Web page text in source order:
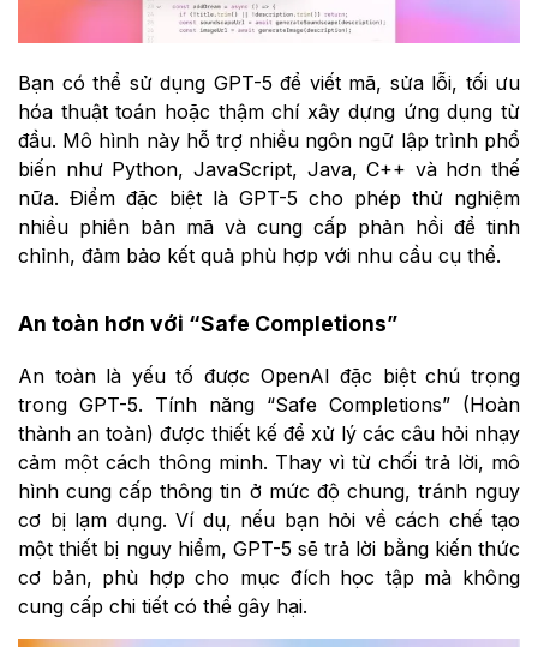
Bạn có thể sử dụng GPT-5 để viết mã, sửa lỗi, tối ưu
hóa thuật toán hoặc thậm chí xây dựng ứng dụng từ
đầu. Mô hình này hỗ trợ nhiều ngôn ngữ lập trình phổ
biến như Python, JavaScript, Java, C++ và hơn thế
nữa. Điểm đặc biệt là GPT-5 cho phép thử nghiệm
nhiều phiên bản mã và cung cấp phản hồi để tinh
chỉnh, đảm bảo kết quả phù hợp với nhu cầu cụ thể.
An toàn hơn với “Safe Completions”
An toàn là yếu tố được OpenAI đặc biệt chú trọng
trong GPT-5. Tính năng “Safe Completions” (Hoàn
thành an toàn) được thiết kế để xử lý các câu hỏi nhạy
cảm một cách thông minh. Thay vì từ chối trả lời, mô
hình cung cấp thông tin ở mức độ chung, tránh nguy
cơ bị lạm dụng. Ví dụ, nếu bạn hỏi về cách chế tạo
một thiết bị nguy hiểm, GPT-5 sẽ trả lời bằng kiến thức
cơ bản, phù hợp cho mục đích học tập mà không
cung cấp chi tiết có thể gây hại.